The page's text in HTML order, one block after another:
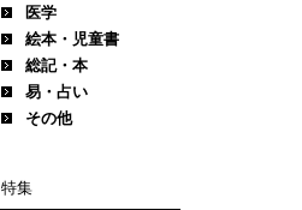
医学
絵本・児童書
総記・本
易・占い
その他
特集